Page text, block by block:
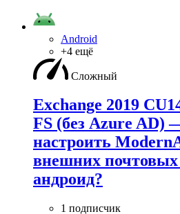
Android
+4 ещё
Сложный
Exchange 2019
FS (без Azure AD)
настроить
внешних почтовых
андроид?
1 подписчик